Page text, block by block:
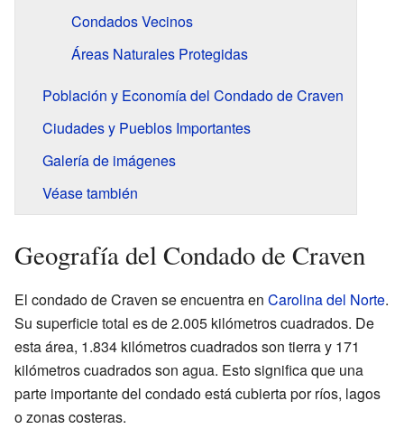
Condados Vecinos
Áreas Naturales Protegidas
Población y Economía del Condado de Craven
Ciudades y Pueblos Importantes
Galería de imágenes
Véase también
Geografía del Condado de Craven
El condado de Craven se encuentra en Carolina del Norte.
Su superficie total es de 2.005 kilómetros cuadrados. De
esta área, 1.834 kilómetros cuadrados son tierra y 171
kilómetros cuadrados son agua. Esto significa que una
parte importante del condado está cubierta por ríos, lagos
o zonas costeras.